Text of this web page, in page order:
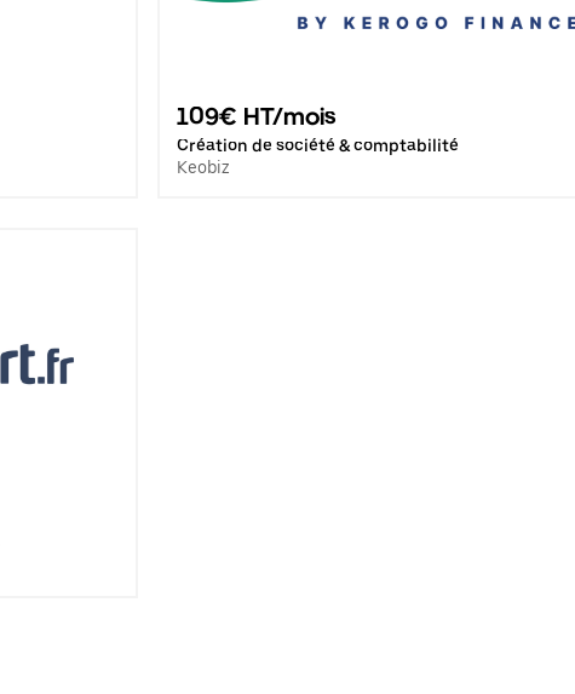
109€ HT/mois
Création de société & comptabilité
Keobiz